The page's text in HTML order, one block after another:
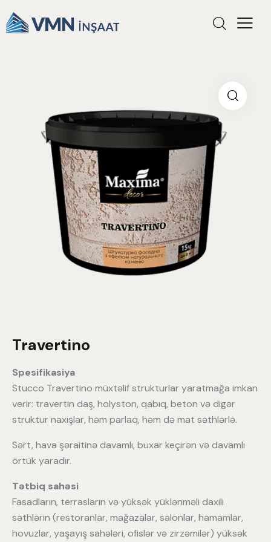
Travertino
Spesifikasiya
Stucco Travertino müxtəlif strukturlar yaratmağa imkan
verir: travertin daş, holyston, qabıq, beton və digər
struktur naxışlar, həm parlaq, həm də mat səthlərlə.
Sərt, hava şəraitinə davamlı, buxar keçirən və davamlı
örtük yaradır.
Tətbiq sahəsi
Fasadların, terrasların və yüksək yüklənməli daxili
səthlərin (restoranlar, mağazalar, salonlar, hamamlar,
hovuzlar, yaşayış sahələri, ofislər və zirzəmilər) yüksək